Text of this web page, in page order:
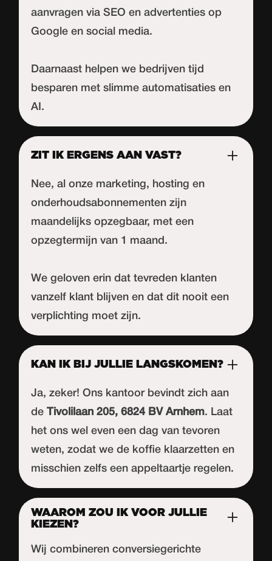
aanvragen via SEO en advertenties op
Google en social media.
Daarnaast helpen we bedrijven tijd
besparen met slimme automatisaties en
AI.
ZIT IK ERGENS AAN VAST?
Nee, al onze marketing, hosting en
onderhoudsabonnementen zijn
maandelijks opzegbaar, met een
opzegtermijn van 1 maand.
We geloven erin dat tevreden klanten
vanzelf klant blijven en dat dit nooit een
verplichting moet zijn.
KAN IK BIJ JULLIE LANGSKOMEN?
Ja, zeker! Ons kantoor bevindt zich aan
de
Tivolilaan 205, 6824 BV Arnhem. Laat
het ons wel even een dag van tevoren
weten, zodat we de koffie klaarzetten en
misschien zelfs een appeltaartje regelen.
WAAROM ZOU IK VOOR JULLIE
KIEZEN?
Wij combineren conversiegerichte